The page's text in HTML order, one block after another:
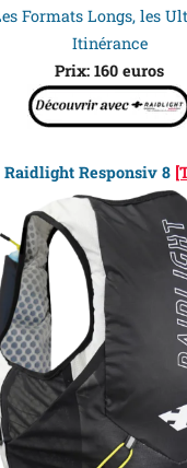
Formats Longs, les
Itinérance
Prix: 160 euros
Raidlight Responsiv 8